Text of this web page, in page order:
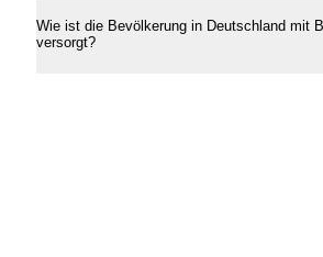
Wie ist die Bevölkerung in Deutschland mit
versorgt?